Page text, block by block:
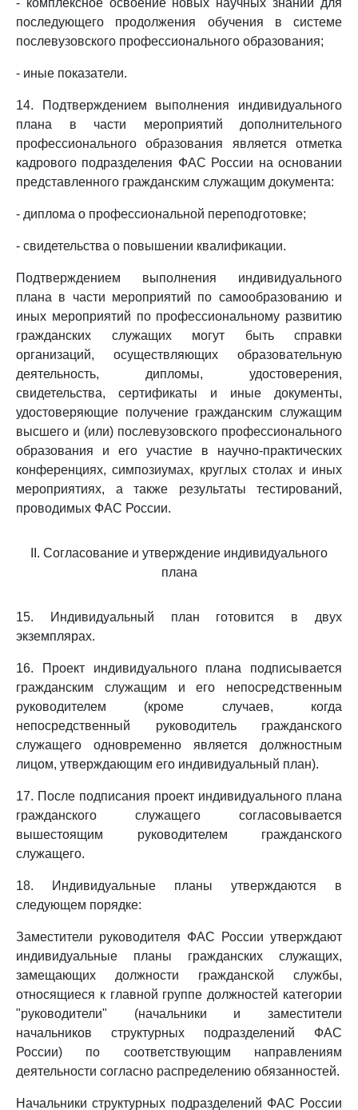
- комплексное освоение новых научных знаний для
последующего продолжения обучения в системе
послевузовского профессионального образования;
- иные показатели.
14. Подтверждением выполнения индивидуального
плана в части мероприятий дополнительного
профессионального образования является отметка
кадрового подразделения ФАС России на основании
представленного гражданским служащим документа:
- диплома о профессиональной переподготовке;
- свидетельства о повышении квалификации.
Подтверждением выполнения индивидуального
плана в части мероприятий по самообразованию и
иных мероприятий по профессиональному развитию
гражданских служащих могут быть справки
организаций, осуществляющих образовательную
деятельность, дипломы, удостоверения,
свидетельства, сертификаты и иные документы,
удостоверяющие получение гражданским служащим
высшего и (или) послевузовского профессионального
образования и его участие в научно-практических
конференциях, симпозиумах, круглых столах и иных
мероприятиях, а также результаты тестирований,
проводимых ФАС России.
II. Согласование и утверждение индивидуального
плана
15. Индивидуальный план готовится в двух
экземплярах.
16. Проект индивидуального плана подписывается
гражданским служащим и его непосредственным
руководителем (кроме случаев, когда
непосредственный руководитель гражданского
служащего одновременно является должностным
лицом, утверждающим его индивидуальный план).
17. После подписания проект индивидуального плана
гражданского служащего согласовывается
вышестоящим руководителем гражданского
служащего.
18. Индивидуальные планы утверждаются в
следующем порядке:
Заместители руководителя ФАС России утверждают
индивидуальные планы гражданских служащих,
замещающих должности гражданской службы,
относящиеся к главной группе должностей категории
"руководители" (начальники и заместители
начальников структурных подразделений ФАС
России) по соответствующим направлениям
деятельности согласно распределению обязанностей.
Начальники структурных подразделений ФАС России